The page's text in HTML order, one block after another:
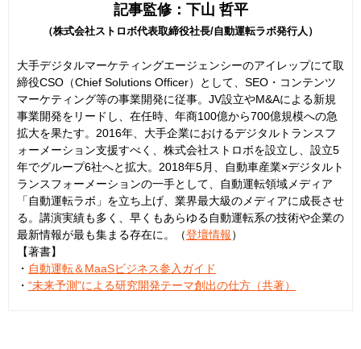
記事監修：下山 哲平
（株式会社ストロボ代表取締役社長/自動運転ラボ発行人）
大手デジタルマーケティングエージェンシーのアイレップにて取
締役CSO（Chief Solutions Officer）として、SEO・コンテンツ
マーケティング等の事業開発に従事。JV設立やM&Aによる新規
事業開発をリードし、在任時、年商100億から700億規模への急
拡大を果たす。2016年、大手企業におけるデジタルトランスフ
ォーメーション支援すべく、株式会社ストロボを設立し、設立5
年でグループ6社へと拡大。2018年5月、自動車産業×デジタルト
ランスフォーメーションの一手として、自動運転領域メディア
「自動運転ラボ」を立ち上げ、業界最大級のメディアに成長させ
る。講演実績も多く、早くもあらゆる自動運転系の技術や企業の
最新情報が最も集まる存在に。（登壇情報）
【著書】
・ 自動運転＆MaaSビジネス参入ガイド
・ “未来予測”による研究開発テーマ創出の仕方（共著）